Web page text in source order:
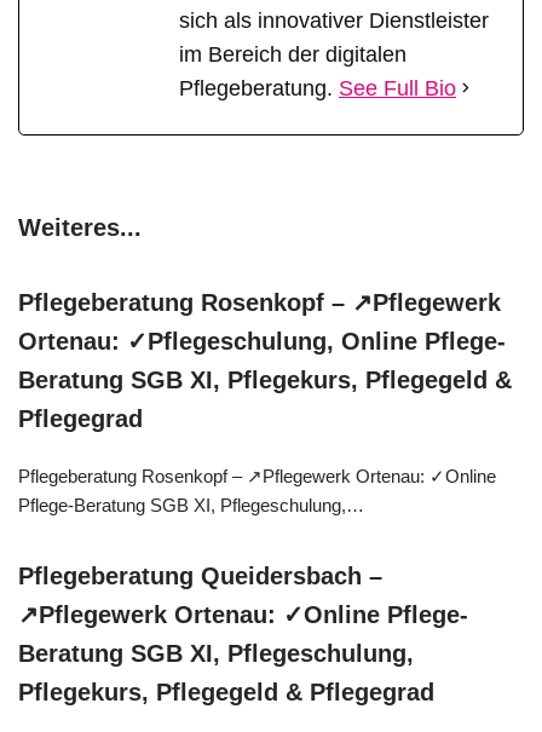
sich als innovativer Dienstleister
im Bereich der digitalen
Pflegeberatung. See Full Bio
Weiteres...
Pflegeberatung Rosenkopf – ↗️Pflegewerk
Ortenau: ✓Pflegeschulung, Online Pflege-
Beratung SGB XI, Pflegekurs, Pflegegeld &
Pflegegrad
Pflegeberatung Rosenkopf – ↗️Pflegewerk Ortenau: ✓Online
Pflege-Beratung SGB XI, Pflegeschulung,…
Pflegeberatung Queidersbach –
↗️Pflegewerk Ortenau: ✓Online Pflege-
Beratung SGB XI, Pflegeschulung,
Pflegekurs, Pflegegeld & Pflegegrad